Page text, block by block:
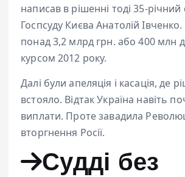
написав в рішенні тоді 35-річний
Госпсуду Києва Анатолій
понад 3,2 млрд грн. або 400 млн
курсом 2012 року.
Далі були апеляція і касація, де
встояло. Відтак Україна навіть
виплати. Проте завадила
вторгнення Росії.
Судді без